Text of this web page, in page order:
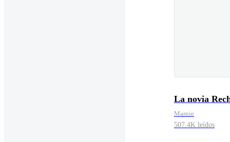
La novia
Marnie
507.4K leídos